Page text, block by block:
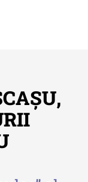
- XLIV